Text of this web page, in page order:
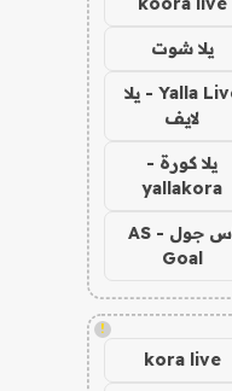
يلا شوت
Yalla Live - يلا
لايف
يلا كورة -
yallakora
اس جول - AS
Goal
!
kora live